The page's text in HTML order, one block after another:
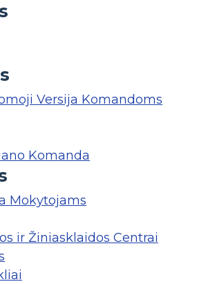
Versija Komandoms
Komanda
Mokytojams
ir Žiniasklaidos Centrai